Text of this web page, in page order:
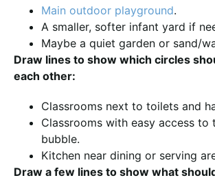
Main outdoor playground.
A smaller, softer infant yard if
Maybe a quiet garden or sand/
Draw lines to show which circles
each other:
Classrooms next to toilets and
Classrooms with easy access to
bubble.
Kitchen near dining or serving
Draw a few lines to show what